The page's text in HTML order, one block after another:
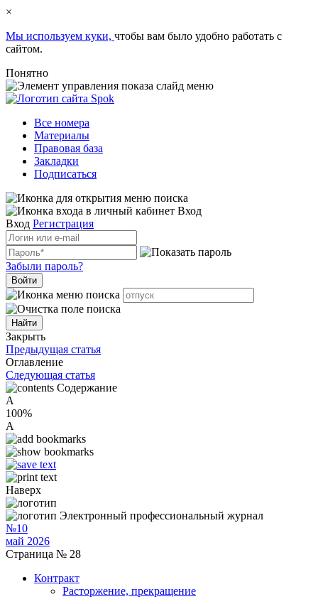
×
Мы используем куки, чтобы вам было удобно работать с
сайтом.
Понятно
Все номера
Материалы
Правовая база
Закладки
Подписаться
Вход
Вход Регистрация
Забыли пароль?
Войти
Закрыть
Предыдущая статья
Оглавление
Следующая статья
Содержание
A
100%
A
Наверх
Электронный профессиональный журнал
№10
май 2026
Страница № 28
Контракт
Расторжение, прекращение